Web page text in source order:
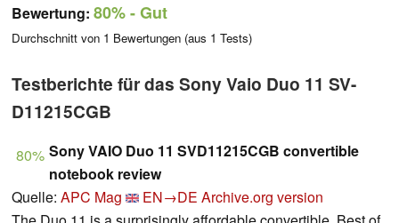
Bewertung: 80%- Gut
Durchschnitt von 1 Bewertungen (aus 1 Tests)
Testberichte für das Sony Vaio Duo 11 SV-
D11215CGB
80% Sony VAIO Duo 11 SVD11215CGB convertible
notebook review
Quelle: APC Mag EN→DE Archive.org version